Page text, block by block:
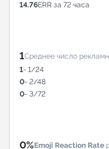
14.76ERR за 72 часа
1Среднее число
1- 1/24
0- 2/48
0- 3/72
0%Emoji Reaction Rate